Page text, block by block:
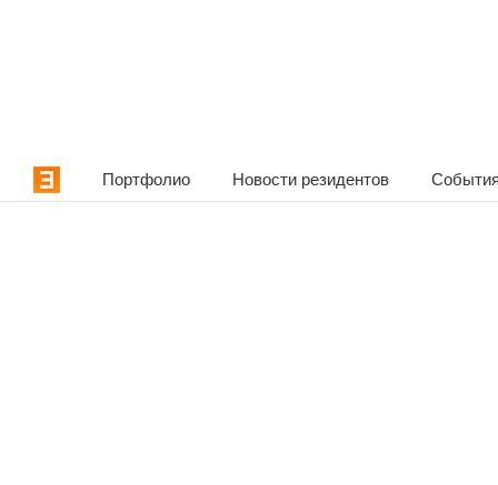
Портфолио Новости резидентов